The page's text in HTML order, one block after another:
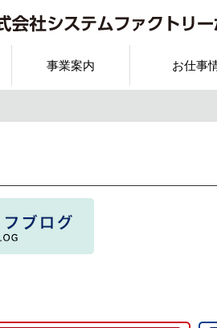
事業案内 お仕事